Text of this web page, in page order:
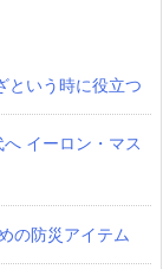
という時に役立つ
イーロン・マス
の防災アイテム